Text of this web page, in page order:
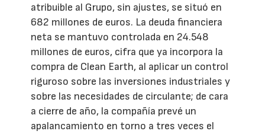
atribuible al Grupo, sin ajustes, se situó en
682 millones de euros. La deuda financiera
neta se mantuvo controlada en 24.548
millones de euros, cifra que ya incorpora la
compra de Clean Earth, al aplicar un control
riguroso sobre las inversiones industriales y
sobre las necesidades de circulante; de cara
a cierre de año, la compañía prevé un
apalancamiento en torno a tres veces el